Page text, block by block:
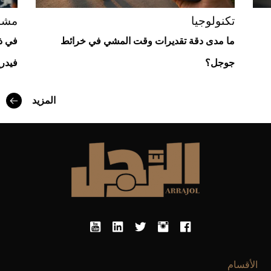
Aston Martin Valiant: على هوى الأبطال
تكنولوجيا
ما مدى دقة تقديرات وقت المشي في خرائط
جوجل؟
المزيد
الأقسام